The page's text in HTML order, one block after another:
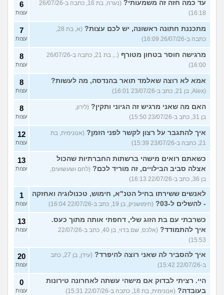
עד כמה חזה זה משמעותי?
(נערה, בת 16, כתבה ב-26/07/26
16:18)
6
עצות
מתכננת חתונה ראשונה, יש לכם עצות?
כתבה ב-26/07/26 16:09)
7
עצות
מרגישה חוסר בטחון מטורף
(.., בת 21, כתבה ב-26/07/26
16:00)
8
עצות
אמא לא רוצה שאלמד תואר בהנדסה, מה לעשות?
(Alex, בן 21, כתב ב-23/07/26 16:01)
8
עצות
האם מה שאני מרגיש זה הגיוני ותקין? (לירון,
בן 31, כתב ב-23/07/26 15:50)
8
עצות
איך להתגבר על רצון לקשר לפני הזמן? (אנונימית, בת
21, כתבה ב-23/07/26 15:39)
12
עצות
כשאתם רואים מישהי ברשתות החברתיות שהכול
אצלה סביב הבילויים, זה מוריד לכם? (לחם ושעשועים,
בן 36, כתב ב-22/07/26 16:13)
13
עצות
לאנשים ששירתו בחיל הטנ"א, חימוש, טכנולוגיה ואחזקה
- להשלים ל-03?
(חימושניק, בן 19, כתב ב-22/07/26 16:04)
1
עצות
כשרבתי עם בת הזוג שלי, דחפתי אותה מתוך כעס.
איך להתמודד?
(אלכס, שם בדוי, בן 40, כתב ב-22/07/26
15:53)
13
עצות
איך להסביר לה שאני רוצה להיפרד?
(עידן, בן 27, כתב
ב-22/07/26 15:42)
20
עצות
היי. רציתי לבדוק אם מישהי עשתה לאחרונה טירונות
בעובדה? (אנונימית, בת 18, כתבה ב-22/07/26 15:31)
0
עצות